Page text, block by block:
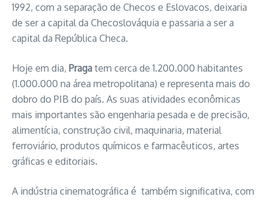
1992, com a separação de Checos e Eslovacos, deixaria
de ser a capital da Checoslováquia e passaria a ser a
capital da República Checa.
Hoje em dia, Praga tem cerca de 1.200.000 habitantes
(1.000.000 na área metropolitana) e representa mais do
dobro do PIB do país. As suas atividades econômicas
mais importantes são engenharia pesada e de precisão,
alimentícia, construção civil, maquinaria, material
ferroviário, produtos químicos e farmacêuticos, artes
gráficas e editoriais.
A indústria cinematográfica é também significativa, com